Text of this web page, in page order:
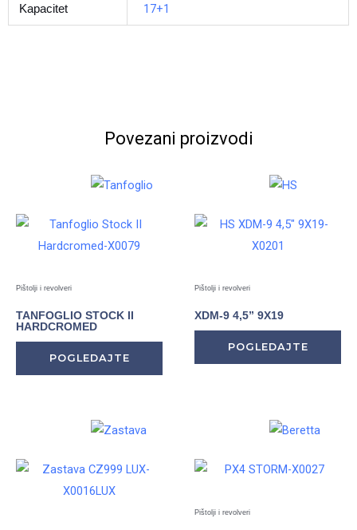
Kapacitet 17+1
Povezani proizvodi
Pištolji i revolveri
TANFOGLIO STOCK II
HARDCROMED
POGLEDAJTE
Pištolji i revolveri
XDM-9 4,5” 9X19
POGLEDAJTE
Pištolji i revolveri